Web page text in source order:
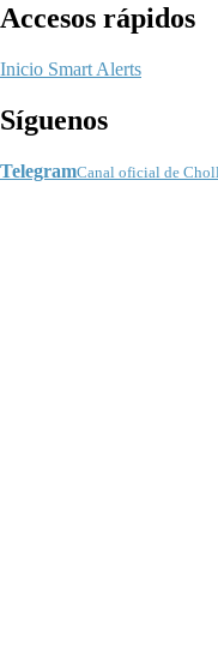
Accesos rápidos
Inicio Smart Alerts
Síguenos
TelegramCanal oficial de